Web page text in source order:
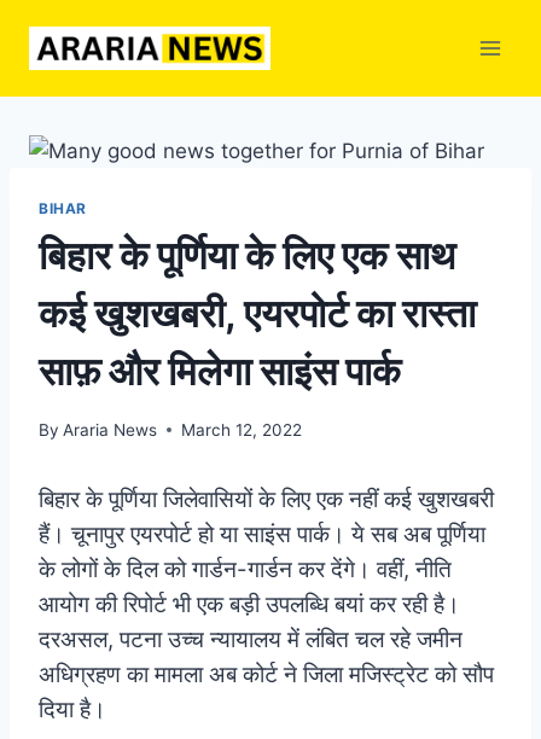
BIHAR
बिहार के पूर्णिया के लिए एक साथ
कई खुशखबरी, एयरपोर्ट का रास्ता
साफ़ और मिलेगा साइंस पार्क
By Araria News March 12, 2022
बिहार के पूर्णिया जिलेवासियों के लिए एक नहीं कई खुशखबरी
हैं। चूनापुर एयरपोर्ट हो या साइंस पार्क। ये सब अब पूर्णिया
के लोगों के दिल को गार्डन-गार्डन कर देंगे। वहीं, नीति
आयोग की रिपोर्ट भी एक बड़ी उपलब्धि बयां कर रही है।
दरअसल, पटना उच्च न्यायालय में लंबित चल रहे जमीन
अधिग्रहण का मामला अब कोर्ट ने जिला मजिस्ट्रेट को सौप
दिया है।